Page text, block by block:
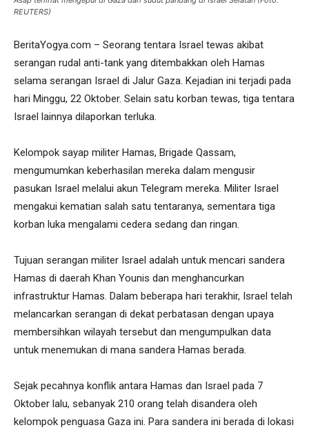
REUTERS)
BeritaYogya.com – Seorang tentara Israel tewas akibat
serangan rudal anti-tank yang ditembakkan oleh Hamas
selama serangan Israel di Jalur Gaza. Kejadian ini terjadi pada
hari Minggu, 22 Oktober. Selain satu korban tewas, tiga tentara
Israel lainnya dilaporkan terluka.
Kelompok sayap militer Hamas, Brigade Qassam,
mengumumkan keberhasilan mereka dalam mengusir
pasukan Israel melalui akun Telegram mereka. Militer Israel
mengakui kematian salah satu tentaranya, sementara tiga
korban luka mengalami cedera sedang dan ringan.
Tujuan serangan militer Israel adalah untuk mencari sandera
Hamas di daerah Khan Younis dan menghancurkan
infrastruktur Hamas. Dalam beberapa hari terakhir, Israel telah
melancarkan serangan di dekat perbatasan dengan upaya
membersihkan wilayah tersebut dan mengumpulkan data
untuk menemukan di mana sandera Hamas berada.
Sejak pecahnya konflik antara Hamas dan Israel pada 7
Oktober lalu, sebanyak 210 orang telah disandera oleh
kelompok penguasa Gaza ini. Para sandera ini berada di lokasi